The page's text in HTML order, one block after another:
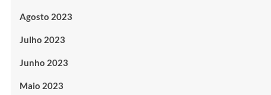
Agosto 2023
Julho 2023
Junho 2023
Maio 2023